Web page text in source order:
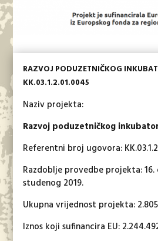
RAZVOJ PODUZETNIČKOG
KK.03.1.2.01.0045
Naziv projekta:
Razvoj poduzetničkog
Referentni broj ugovora:
Razdoblje provedbe projekta: 16.
studenog 2019.
Ukupna vrijednost projekta:
Iznos koji sufinancira EU: